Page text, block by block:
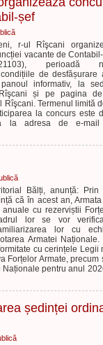
șef
r-ul Rîşcani
vacante de
121103), perioadă
de desfășurare
informativ, la
și pe pagina
Rîşcani. Termenul limită
la concurs este
la adresa de e-
Bălți, anunță: Prin
că în acest an,
cu rezerviștii
lor se vor verifica
lor cu
Armatei Naționale.
cu cerințele Legii
Forțelor Armate, precum
Naționale pentru anul
ședinței